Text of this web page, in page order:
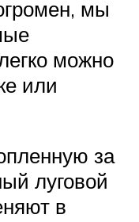
мы
можно
или
за
луговой
в